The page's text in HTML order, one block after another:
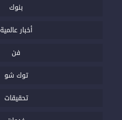
بنوك
أخبار عالمية
فن
توك شو
تحقيقات